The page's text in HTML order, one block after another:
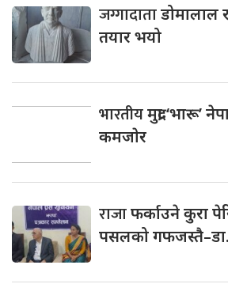
जग्गादाताडोमालाल
तयार भयो
भारतीयमुद्रा ‘भारू’
कमजाेर
राजाफर्काउने कुरा
पसलको